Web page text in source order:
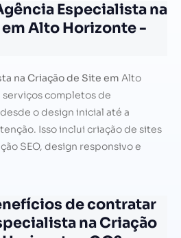
Especialista na
Alto Horizonte -
na Criação de Site em Alto
completos de
o design inicial até a
Isso inclui criação de sites
SEO, design responsivo e
de contratar
na Criação